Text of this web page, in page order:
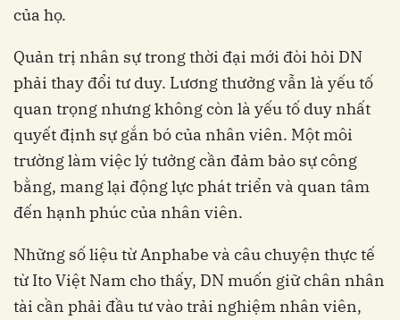
của họ.
Quản trị nhân sự trong thời đại mới đòi hỏi DN
phải thay đổi tư duy. Lương thưởng vẫn là yếu tố
quan trọng nhưng không còn là yếu tố duy nhất
quyết định sự gắn bó của nhân viên. Một môi
trường làm việc lý tưởng cần đảm bảo sự công
bằng, mang lại động lực phát triển và quan tâm
đến hạnh phúc của nhân viên.
Những số liệu từ Anphabe và câu chuyện thực tế
từ Ito Việt Nam cho thấy, DN muốn giữ chân nhân
tài cần phải đầu tư vào trải nghiệm nhân viên,